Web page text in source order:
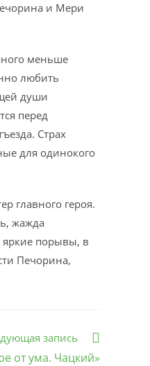
и Мери
меньше
любить
души
перед
Страх
для одинокого
главного героя.
жажда
яркие порывы, в
Печорина,
запись
от ума. Чацкий»